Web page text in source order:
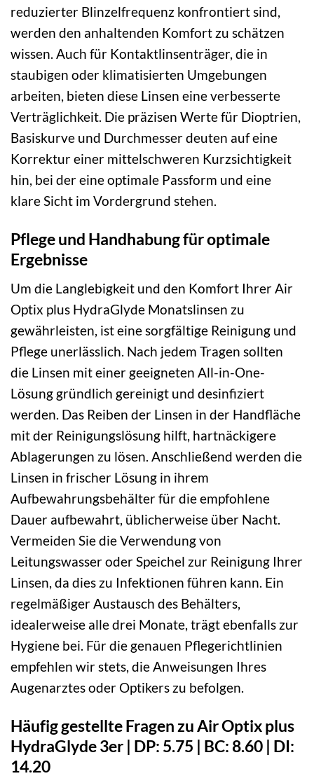
reduzierter Blinzelfrequenz konfrontiert sind,
werden den anhaltenden Komfort zu schätzen
wissen. Auch für Kontaktlinsenträger, die in
staubigen oder klimatisierten Umgebungen
arbeiten, bieten diese Linsen eine verbesserte
Verträglichkeit. Die präzisen Werte für Dioptrien,
Basiskurve und Durchmesser deuten auf eine
Korrektur einer mittelschweren Kurzsichtigkeit
hin, bei der eine optimale Passform und eine
klare Sicht im Vordergrund stehen.
Pflege und Handhabung für optimale
Ergebnisse
Um die Langlebigkeit und den Komfort Ihrer Air
Optix plus HydraGlyde Monatslinsen zu
gewährleisten, ist eine sorgfältige Reinigung und
Pflege unerlässlich. Nach jedem Tragen sollten
die Linsen mit einer geeigneten All-in-One-
Lösung gründlich gereinigt und desinfiziert
werden. Das Reiben der Linsen in der Handfläche
mit der Reinigungslösung hilft, hartnäckigere
Ablagerungen zu lösen. Anschließend werden die
Linsen in frischer Lösung in ihrem
Aufbewahrungsbehälter für die empfohlene
Dauer aufbewahrt, üblicherweise über Nacht.
Vermeiden Sie die Verwendung von
Leitungswasser oder Speichel zur Reinigung Ihrer
Linsen, da dies zu Infektionen führen kann. Ein
regelmäßiger Austausch des Behälters,
idealerweise alle drei Monate, trägt ebenfalls zur
Hygiene bei. Für die genauen Pflegerichtlinien
empfehlen wir stets, die Anweisungen Ihres
Augenarztes oder Optikers zu befolgen.
Häufig gestellte Fragen zu Air Optix plus
HydraGlyde 3er | DP: 5.75 | BC: 8.60 | DI:
14.20